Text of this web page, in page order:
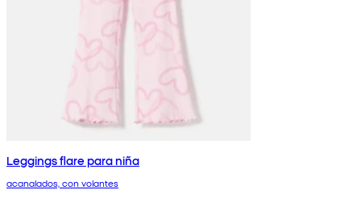
Leggings flare para niña
acanalados, con volantes